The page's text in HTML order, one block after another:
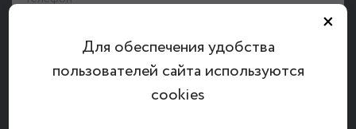
×
Для обеспечения удобства
пользователей сайта используются
cookies